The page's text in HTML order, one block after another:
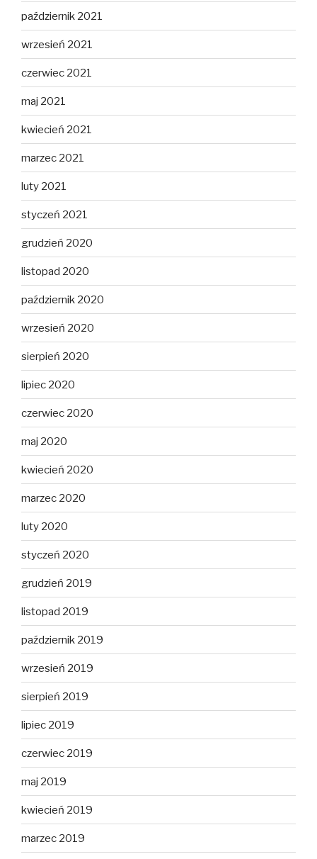
październik 2021
wrzesień 2021
czerwiec 2021
maj 2021
kwiecień 2021
marzec 2021
luty 2021
styczeń 2021
grudzień 2020
listopad 2020
październik 2020
wrzesień 2020
sierpień 2020
lipiec 2020
czerwiec 2020
maj 2020
kwiecień 2020
marzec 2020
luty 2020
styczeń 2020
grudzień 2019
listopad 2019
październik 2019
wrzesień 2019
sierpień 2019
lipiec 2019
czerwiec 2019
maj 2019
kwiecień 2019
marzec 2019